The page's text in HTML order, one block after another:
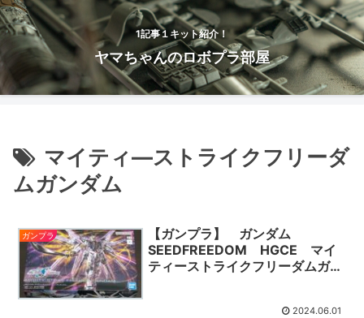
1記事１キット紹介！
ヤマちゃんのロボプラ部屋
マイティ―ストライクフリーダ
ムガンダム
ガンプラ
【ガンプラ】 ガンダム
SEEDFREEDOM HGCE マイ
ティーストライクフリーダムガン
2024.06.01